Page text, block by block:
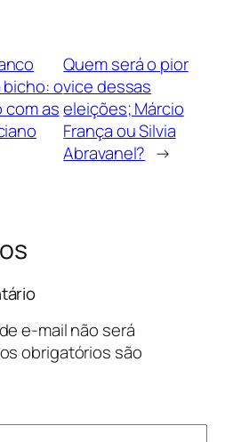
o
com as
Quem será o pior
vice dessas
eleições; Márcio
França ou Silvia
Abravanel? →
e-mail não será
obrigatórios são